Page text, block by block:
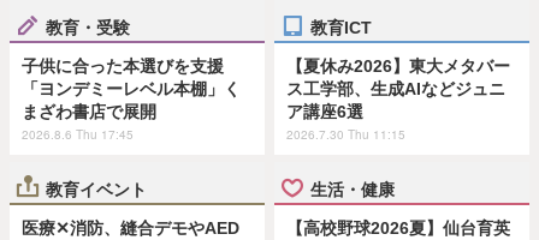
教育・受験
子供に合った本選びを支援
「ヨンデミーレベル本棚」く
まざわ書店で展開
2026.8.6 Thu 17:45
教育ICT
【夏休み2026】東大メタバー
ス工学部、生成AIなどジュニ
ア講座6選
2026.7.30 Thu 11:15
教育イベント
医療✕消防、縫合デモやAED
生活・健康
【高校野球2026夏】仙台育英